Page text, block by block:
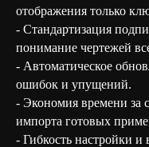
отображения только
- Стандартизация
понимание чертежей
- Автоматическое
ошибок и упущений.
- Экономия времени за
импорта готовых
- Гибкость настройки